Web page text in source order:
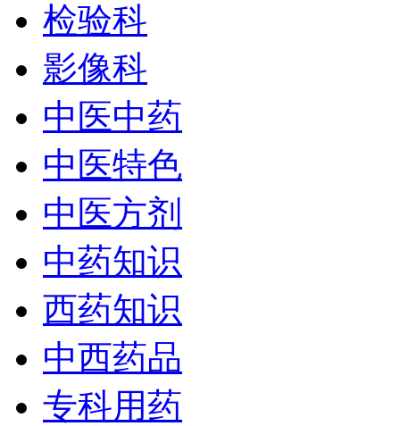
检验科
影像科
中医中药
中医特色
中医方剂
中药知识
西药知识
中西药品
专科用药